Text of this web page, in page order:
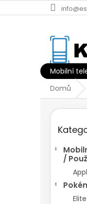
na
Mobilní
Domů
/